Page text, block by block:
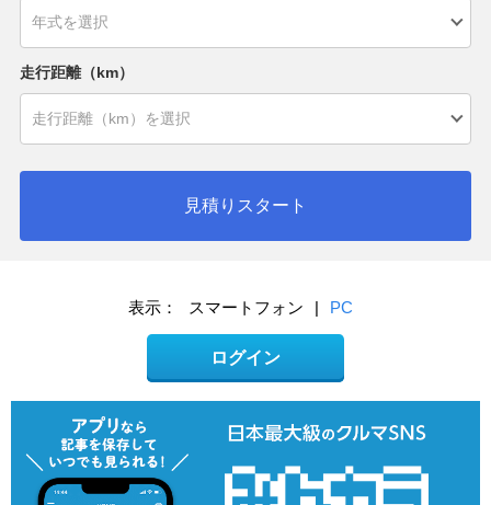
走行距離（km）
見積りスタート
表示： スマートフォン | PC
ログイン